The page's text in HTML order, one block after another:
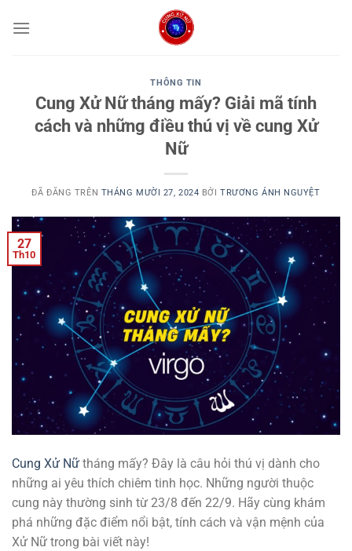
đến
THÔNG TIN
Cung Xử Nữ tháng mấy? Giải mã tính
cách và những điều thú vị về cung Xử
Nữ
ĐÃ ĐĂNG TRÊN THÁNG MƯỜI 27, 2024 BỞITRƯƠNG ÁNH NGUYỆT
27
Th10
Cung Xử Nữ tháng mấy? Đây là câu hỏi thú vị dành cho
những ai yêu thích chiêm tinh học. Những người thuộc
cung này thường sinh từ 23/8 đến 22/9. Hãy cùng khám
phá những đặc điểm nổi bật, tính cách và vận mệnh của
Xử Nữ trong bài viết này!